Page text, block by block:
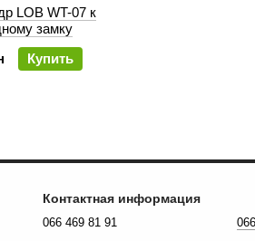
LOB WT-07 к
замку
Купить
Контактная информация
066 469 81 91